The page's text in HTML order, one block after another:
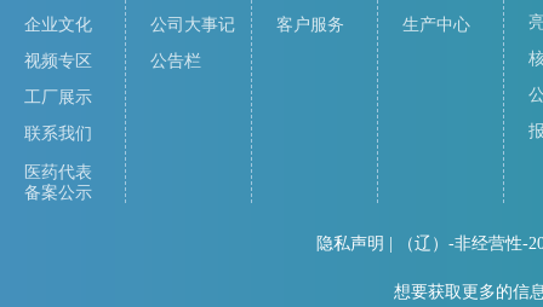
企业文化
视频专区
工厂展示
联系我们
医药代表
备案公示
公司大事记
公告栏
客户服务
生产中心
隐私声明 | （辽）-非经营性-
想要获取更多的信